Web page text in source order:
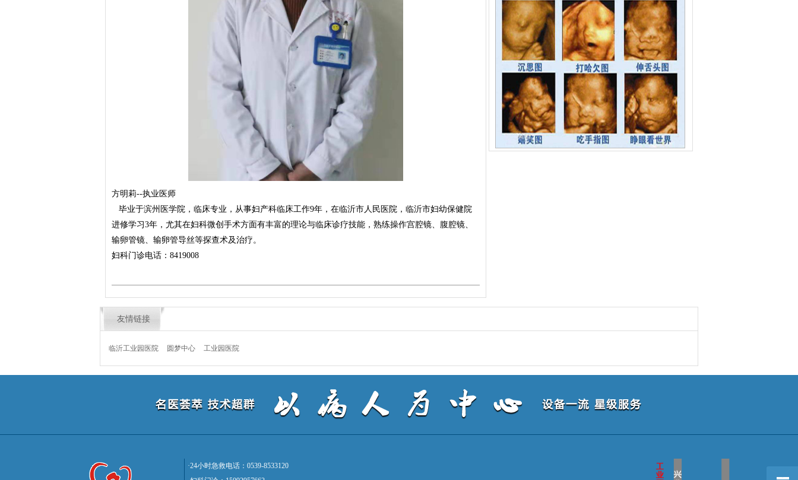
方明莉--执业医师
毕业于滨州医学院，临床专业，从事妇产科临床工作9年，在临沂市人民医院，临沂市妇幼保健院
进修学习3年，尤其在妇科微创手术方面有丰富的理论与临床诊疗技能，熟练操作宫腔镜、腹腔镜、
输卵管镜、输卵管导丝等探查术及治疗。
妇科门诊电话：8419008
友情链接
临沂工业园医院 圆梦中心 工业园医院
·24小时急救电话：0539-8533120